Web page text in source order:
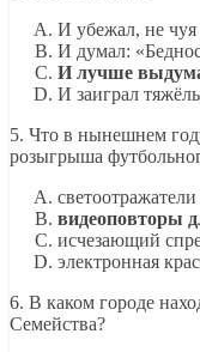
И убежал, не чуя
И думал:
И лучше
И заиграл
5. Что в нынешнем
розыгрыша
видеоповторы
исчезающий
электронная
6. В каком городе
Семейства?